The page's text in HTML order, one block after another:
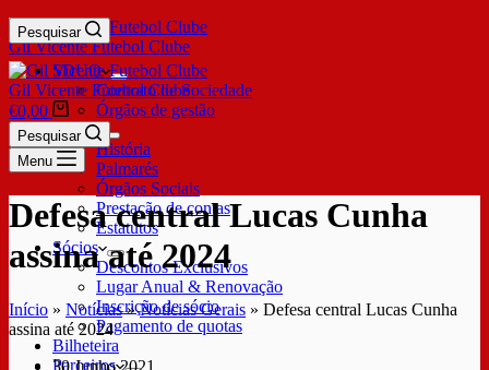
Gil Vicente Futebol Clube
Pesquisar
SDUQ
Contrato de Sociedade
Órgãos de gestão
Clube
História
Palmarés
Órgãos Sociais
Prestação de contas
Estatutos
Sócios
Descontos Exclusivos
Lugar Anual & Renovação
Inscrição de sócio
Pagamento de quotas
Bilheteira
Parceiros
Gil Vicente Futebol Clube
€0,00
Pesquisar
Menu
Defesa central Lucas Cunha
assina até 2024
Início » Notícias»Notícias Gerais » Defesa central Lucas Cunha
assina até 2024
30 Junho 2021